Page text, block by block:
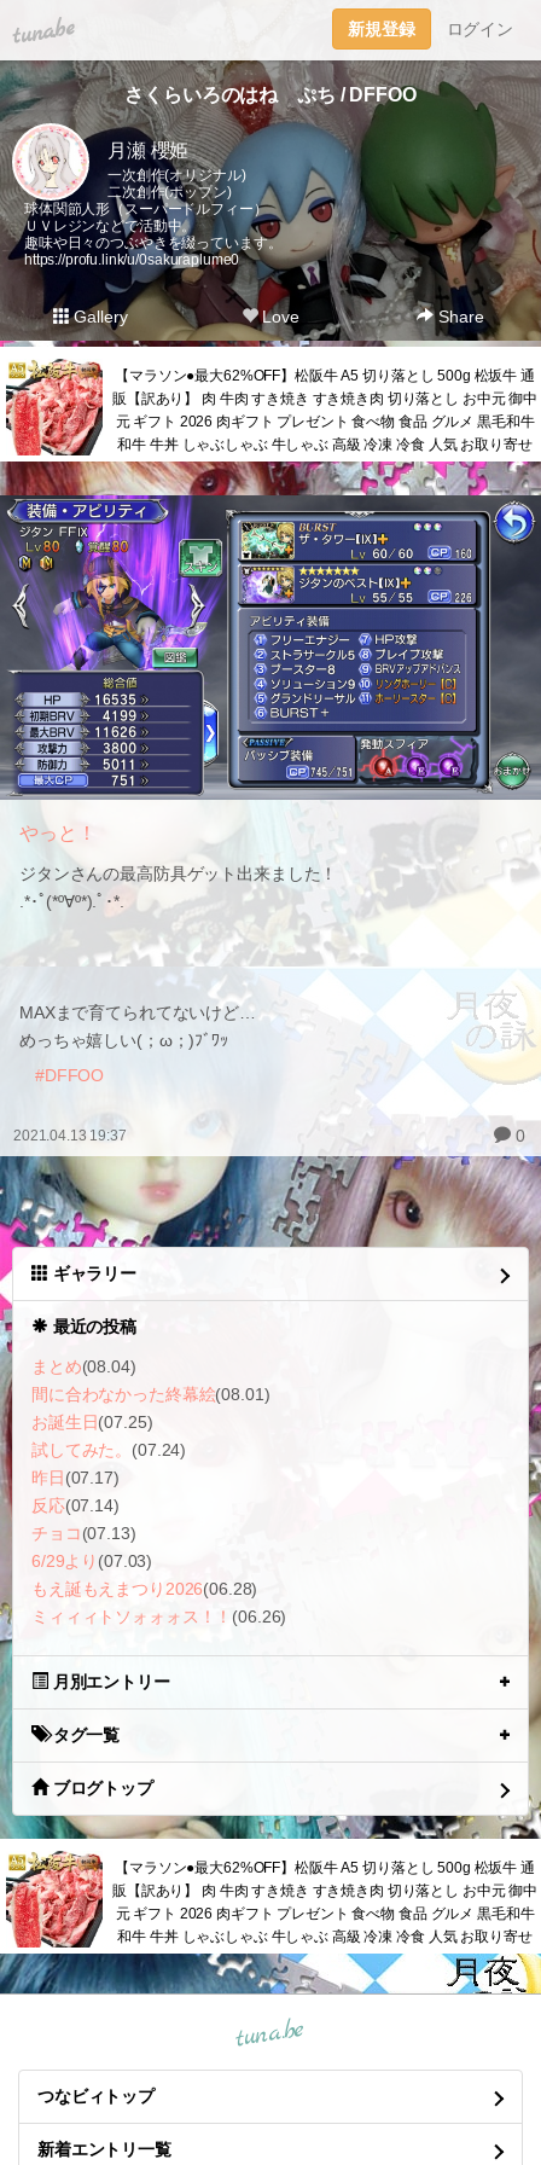
tuna.be 新規登録 ログイン
さくらいろのはね ぷち / DFFOO
月瀬 櫻姫
一次創作(オリジナル)
二次創作(ポップン)
球体関節人形（スーパードルフィー）
ＵＶレジンなどで活動中。
趣味や日々のつぶやきを綴っています。
https://profu.link/u/0sakuraplume0
Gallery Love Share
【マラソン●最大62%OFF】松阪牛 A5 切り落とし 500g 松坂牛 通
販【訳あり】 肉 牛肉 すき焼き すき焼き肉 切り落とし お中元 御中
元 ギフト 2026 肉ギフト プレゼント 食べ物 食品 グルメ 黒毛和牛
和牛 牛丼 しゃぶしゃぶ 牛しゃぶ 高級 冷凍 冷食 人気 お取り寄せ
やっと！
ジタンさんの最高防具ゲット出来ました！
.*･ﾟ(*º∀º*).ﾟ･*.
MAXまで育てられてないけど…
めっちゃ嬉しい(；ω；)ﾌﾞﾜｯ
#DFFOO
2021.04.13 19:37 0
ギャラリー
最近の投稿
まとめ(08.04)
間に合わなかった終幕絵(08.01)
お誕生日(07.25)
試してみた。 (07.24)
昨日 (07.17)
反応(07.14)
チョコ(07.13)
6/29より (07.03)
もえ誕もえまつり2026(06.28)
ミィィィトソォォォス！！ (06.26)
月別エントリー
タグ一覧
ブログトップ
【マラソン●最大62%OFF】松阪牛 A5 切り落とし 500g 松坂牛 通
販【訳あり】 肉 牛肉 すき焼き すき焼き肉 切り落とし お中元 御中
元 ギフト 2026 肉ギフト プレゼント 食べ物 食品 グルメ 黒毛和牛
和牛 牛丼 しゃぶしゃぶ 牛しゃぶ 高級 冷凍 冷食 人気 お取り寄せ
tuna.be
つなビィトップ
新着エントリ一覧